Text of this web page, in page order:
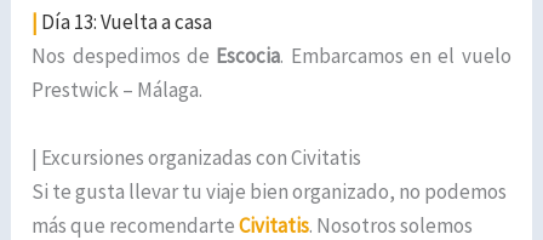
| Día 13: Vuelta a casa
Nos despedimos de Escocia. Embarcamos en el vuelo
Prestwick – Málaga.
| Excursiones organizadas con Civitatis
Si te gusta llevar tu viaje bien organizado, no podemos
más que recomendarteCivitatis. Nosotros solemos